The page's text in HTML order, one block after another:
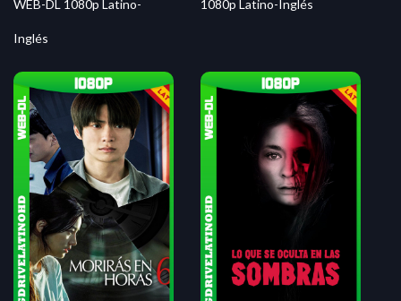
WEB-DL 1080p Latino-
Inglés
1080p Latino-Inglés